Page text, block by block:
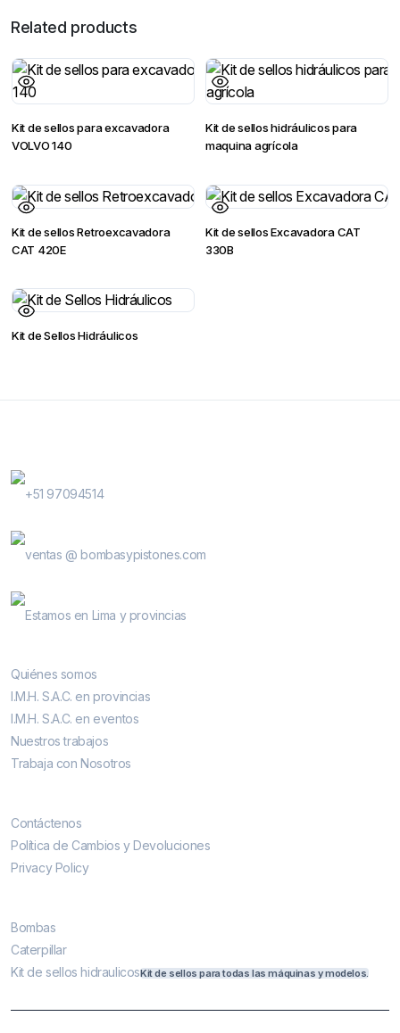
Related products
Kit de sellos para excavadora
VOLVO 140
Kit de sellos hidráulicos para
maquina agrícola
Kit de sellos Retroexcavadora
CAT 420E
Kit de sellos Excavadora CAT
330B
Kit de Sellos Hidráulicos
+51 97094514
ventas @ bombasypistones.com
Estamos en Lima y provincias
Quiénes somos
I.M.H. S.A.C. en provincias
I.M.H. S.A.C. en eventos
Nuestros trabajos
Trabaja con Nosotros
Contáctenos
Política de Cambios y Devoluciones
Privacy Policy
Bombas
Caterpillar
Kit de sellos hidraulicosKit de sellos para todas las máquinas y modelos.